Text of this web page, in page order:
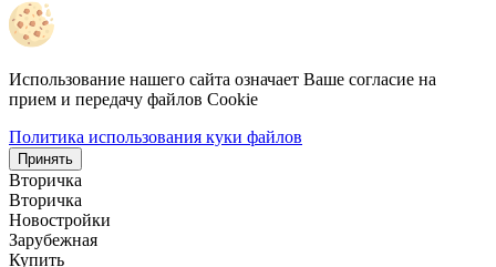
Использование нашего сайта означает Ваше согласие на
прием и передачу файлов Cookie
Политика использования куки файлов
Принять
Вторичка
Вторичка
Новостройки
Зарубежная
Купить